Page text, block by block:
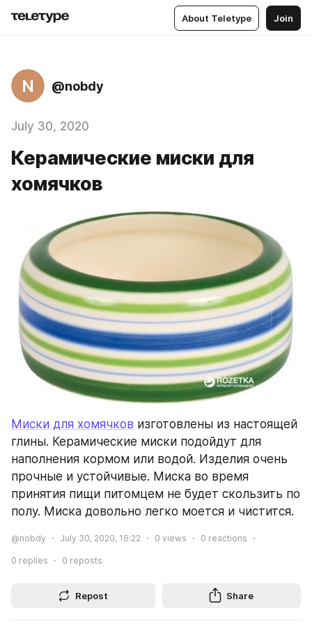
About Teletype Join
N @nobdy
July 30, 2020
Керамические миски для
хомячков
Миски для хомячков изготовлены из настоящей
глины. Керамические миски подойдут для
наполнения кормом или водой. Изделия очень
прочные и устойчивые. Миска во время
принятия пищи питомцем не будет скользить по
полу. Миска довольно легко моется и чистится.
@nobdy July 30, 2020, 16:22 0 views 0 reactions
0 replies 0 reposts
Repost Share